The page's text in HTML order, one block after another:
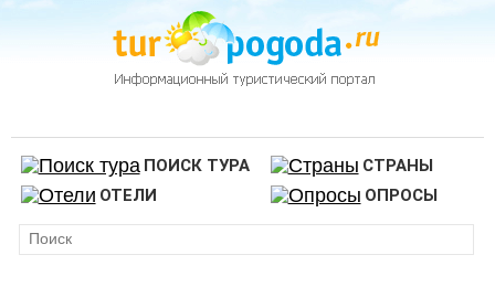
ПОИСК ТУРА
СТРАНЫ
ОТЕЛИ
ОПРОСЫ